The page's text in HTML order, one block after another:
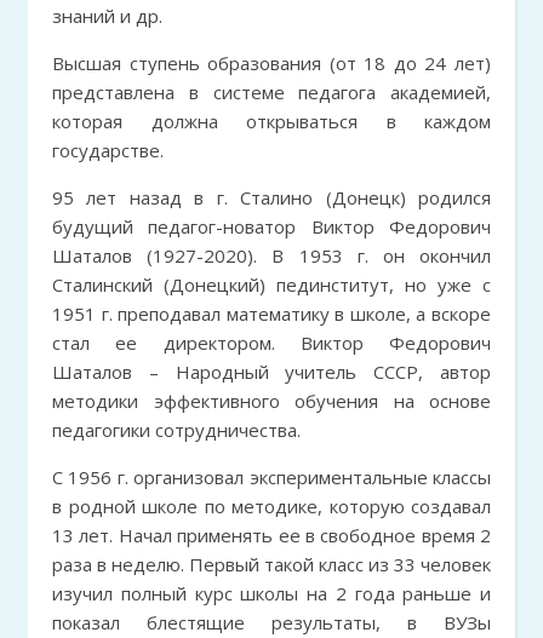
знаний и др.
Высшая ступень образования (от 18 до 24 лет)
представлена в системе педагога академией,
которая должна открываться в каждом
государстве.
95 лет назад в г. Сталино (Донецк) родился
будущий педагог-новатор Виктор Федорович
Шаталов (1927-2020). В 1953 г. он окончил
Сталинский (Донецкий) пединститут, но уже с
1951 г. преподавал математику в школе, а вскоре
стал ее директором. Виктор Федорович
Шаталов – Народный учитель СССР, автор
методики эффективного обучения на основе
педагогики сотрудничества.
С 1956 г. организовал экспериментальные классы
в родной школе по методике, которую создавал
13 лет. Начал применять ее в свободное время 2
раза в неделю. Первый такой класс из 33 человек
изучил полный курс школы на 2 года раньше и
показал блестящие результаты, в ВУЗы